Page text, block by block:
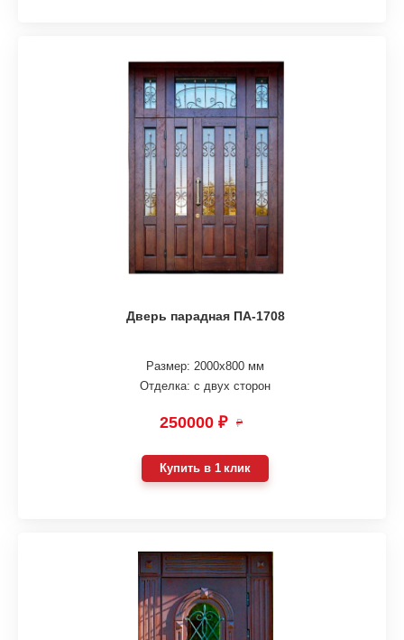
Дверь парадная ПА-1708
Размер: 2000х800 мм
Отделка: с двух сторон
250000 ₽ ₽
Купить в 1 клик